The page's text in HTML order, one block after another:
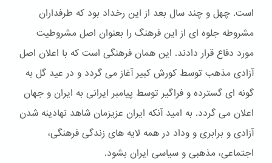
است. چهل و چند سال بعد از این رخداد بود که طرفداران
مشروطه جلوه ای از این فرهنگ را بعنوان اصل مشروطیت
مورد دفاع قرار دادند. این همان فرهنگی است که با اعلان اصل
آزادی مذهب توسط کورش کبیر آغاز می گردد و در عید گل به
گونه ای گسترده و فراگیر توسط پیامبر ایرانی به ایران و جهان
اعلان می گردد. به امید آنکه ایران عزیزمان شاهد نهادینه شدن
آزادی و برابری و وداد در همه لایه های زندگی فرهنگی،
اجتماعی، مذهبی و سیاسی ایران بشود.